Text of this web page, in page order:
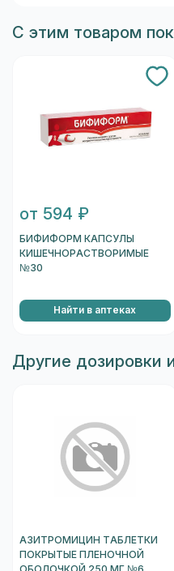
С этим товаром
от 594 ₽
БИФИФОРМ КАПСУЛЫ
КИШЕЧНОРАСТВОРИМЫЕ
№30
Найти в аптеках
Другие дозировки
АЗИТРОМИЦИН ТАБЛЕТКИ
ПОКРЫТЫЕ ПЛЕНОЧНОЙ